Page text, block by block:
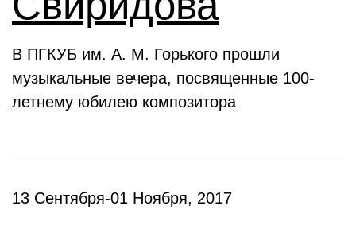
В ПГКУБ им. А. М. Горького прошли
музыкальные вечера, посвященные 100-
летнему юбилею композитора
13 Сентября-01 Ноября, 2017